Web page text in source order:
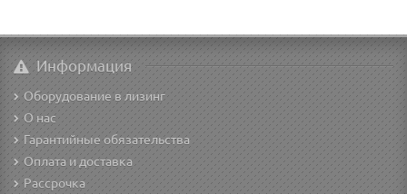
Информация
Оборудование в лизинг
О нас
Гарантийные обязательства
Оплата и доставка
Рассрочка